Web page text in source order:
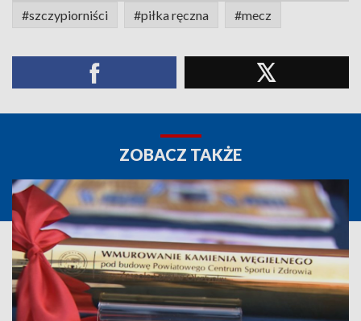
#szczypiorniści #piłka ręczna #mecz
ZOBACZ TAKŻE